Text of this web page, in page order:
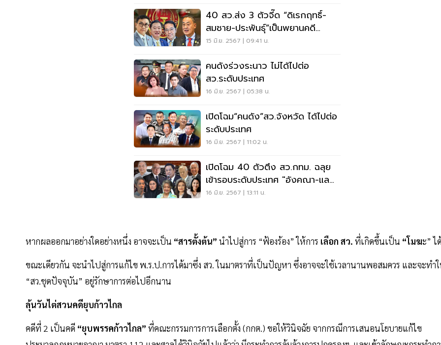
40 สว.ส่ง 3 ตัวจี๊ด “ดิเรกฤทธิ์-
สมชาย-ประพันธุ์”เป็นพยานคดี
ถอดถอนนายกฯ
15 มิ.ย. 2567 | 09:41 น.
คนดังร่วงระนาว ไม่ได้ไปต่อ
สว.ระดับประเทศ
16 มิ.ย. 2567 | 05:38 น.
เปิดโฉม“คนดัง”สว.จังหวัด ได้ไปต่อ
ระดับประเทศ
16 มิ.ย. 2567 | 11:02 น.
เปิดโฉม 40 ตัวตึง สว.กทม. ฉลุย
เข้ารอบระดับประเทศ "อังคณา-แล
-นันทนา-สมชาย”
16 มิ.ย. 2567 | 13:11 น.
หากผลออกมาอย่างใดอย่างหนึ่ง อาจจะเป็น “สารตั้งต้น” นำไปสู่การ “ฟ้องร้อง” ให้การ เลือก สว. ที่เกิดขึ้นเป็น “โมฆะ” ไ
ขณะเดียวกัน จะนำไปสู่การแก้ไข พ.ร.ป.การได้มาซึ่ง สว. ในมาตราที่เป็นปัญหา ซึ่งอาจจะใช้เวลานานพอสมควร และจะทำ
“สว.ชุดปัจจุบัน” อยู่รักษาการต่อไปอีกนาน
ลุ้นวันไต่สวนคดียุบก้าวไกล
คดีที่ 2 เป็นคดี “ยุบพรรคก้าวไกล” ที่คณะกรรมการการเลือกตั้ง (กกต.) ขอให้วินิจฉัย จากกรณีการเสนอนโยบายแก้ไข